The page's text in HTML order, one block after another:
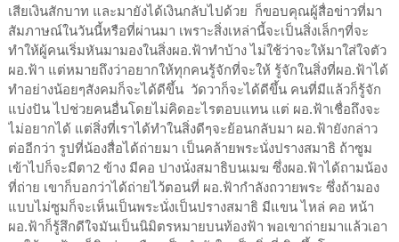
เสียเงินสักบาท และมายังได้เงินกลับไปด้วย ก็ขอบคุณผู้สื่อข่าวที่มา
สัมภาษณ์ในวันนี้หรือที่ผ่านมา เพราะสิ่งเหล่านี้จะเป็นสิ่งเล็กๆที่จะ
ทำให้ผู้คนเริ่มหันมามองในสิ่งผอ.ฟ้าทำบ้าง ไม่ใช้ว่าจะให้มาใส่ใจตัว
ผอ.ฟ้า แต่หมายถึงว่าอยากให้ทุกคนรู้จักที่จะให้ รู้จักในสิ่งที่ผอ.ฟ้าได้
ทำอย่างน้อยๆสังคมก็จะได้ดีขึ้น วัดวาก็จะได้ดีขึ้น คนที่มีแล้วก็รู้จัก
แบ่งปัน ไปช่วยคนอื่นโดยไม่คิดอะไรตอบแทน แต่ ผอ.ฟ้าเชื่อถึงจะ
ไม่อยากได้ แต่สิ่งที่เราได้ทำในสิ่งดีๆจะย้อนกลับมา ผอ.ฟ้ายังกล่าว
ต่ออีกว่า รูปที่น้องสื่อได้ถ่ายมา เป็นคล้ายพระนั่งปรางสมาธิ ถ้าซูม
เข้าไปก็จะมีตา2 ข้าง มีคอ ปางนั่งสมาธิบนเมฆ ซึ่งผอ.ฟ้าได้ถามน้อง
ที่ถ่าย เขาก็บอกว่าได้ถ่ายไว้ตอนที่ ผอ.ฟ้ากำลังถวายพระ ซึ่งถ้ามอง
แบบไม่ซูมก็จะเห็นเป็นพระนั่งเป็นปรางสมาธิ มีแขน ไหล่ คอ หน้า
ผอ.ฟ้าก็รู้สึกดีใจมันเป็นนิมิตรหมายบนท้องฟ้า พอเขาถ่ายมาแล้วเอา